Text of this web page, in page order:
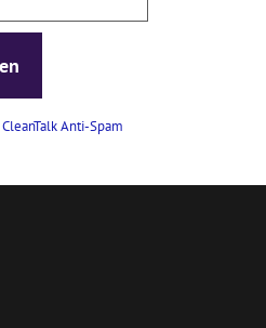
CleanTalk Anti-Spam